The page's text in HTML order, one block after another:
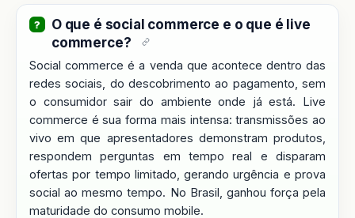
O que é social commerce e o que é live
commerce?
Social commerce é a venda que acontece dentro das
redes sociais, do descobrimento ao pagamento, sem
o consumidor sair do ambiente onde já está. Live
commerce é sua forma mais intensa: transmissões ao
vivo em que apresentadores demonstram produtos,
respondem perguntas em tempo real e disparam
ofertas por tempo limitado, gerando urgência e prova
social ao mesmo tempo. No Brasil, ganhou força pela
maturidade do consumo mobile.